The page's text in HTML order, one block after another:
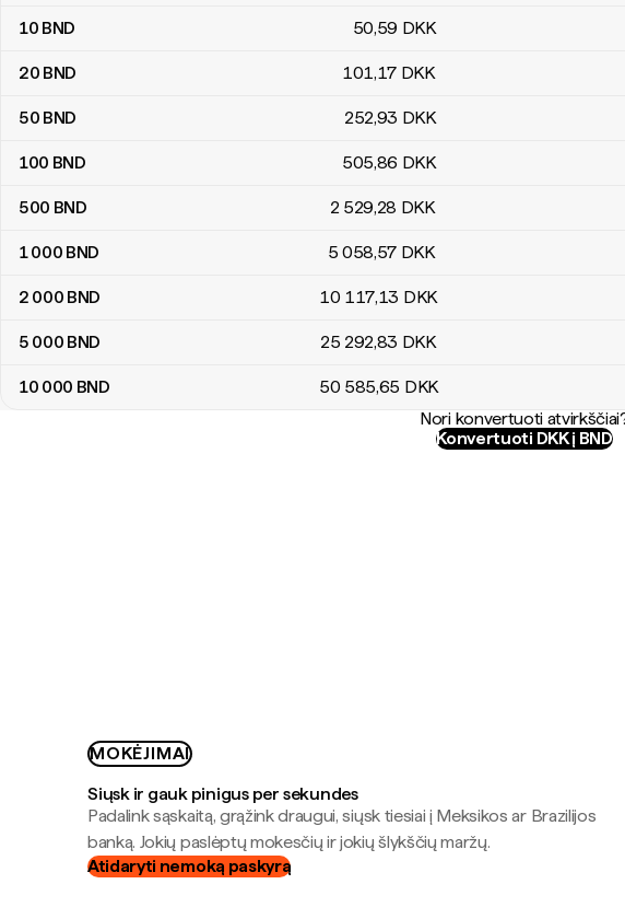
10 BND 50,59 DKK
20 BND 101,17 DKK
50 BND 252,93 DKK
100 BND 505,86 DKK
500 BND 2 529,28 DKK
1 000 BND 5 058,57 DKK
2 000 BND 10 117,13 DKK
5 000 BND 25 292,83 DKK
10 000 BND 50 585,65 DKK
Nori konvertuoti
Konvertuoti DKK į BND
MOKĖJIMAI
Siųsk ir gauk pinigus per sekundes
Padalink sąskaitą, grąžink draugui, siųsk tiesiai į Meksikos ar Brazilijos
banką. Jokių paslėptų mokesčių ir jokių šlykščių maržų.
Atidaryti nemoką paskyrą